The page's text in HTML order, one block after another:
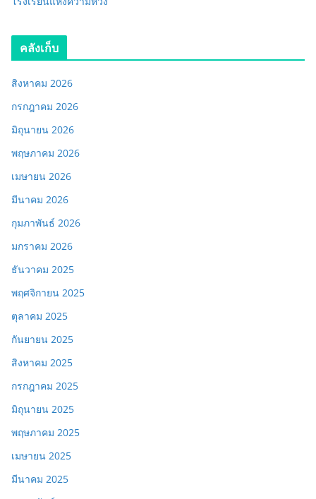
คลังเก็บ
สิงหาคม 2026
กรกฎาคม 2026
มิถุนายน 2026
พฤษภาคม 2026
เมษายน 2026
มีนาคม 2026
กุมภาพันธ์ 2026
มกราคม 2026
ธันวาคม 2025
พฤศจิกายน 2025
ตุลาคม 2025
กันยายน 2025
สิงหาคม 2025
กรกฎาคม 2025
มิถุนายน 2025
พฤษภาคม 2025
เมษายน 2025
มีนาคม 2025